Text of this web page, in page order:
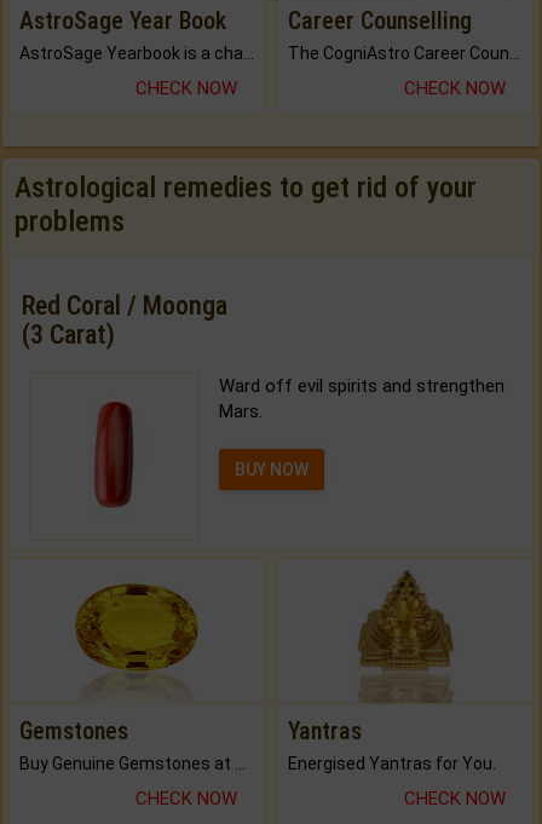
AstroSage Year Book
AstroSage Yearbook is a channel to fulfill your dreams and destiny.
CHECK NOW
Career Counselling
The CogniAstro Career Counselling Report is the most comprehensive report available on this topic.
CHECK NOW
Astrological remedies to get rid of your
problems
Red Coral / Moonga
(3 Carat)
Ward off evil spirits and strengthen
Mars.
BUY NOW
Gemstones
CHECK NOW
Yantras
Energised Yantras for You.
CHECK NOW